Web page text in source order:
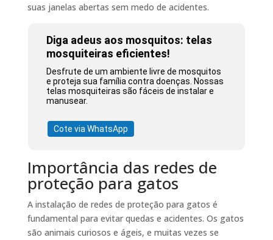
suas janelas abertas sem medo de acidentes.
Diga adeus aos mosquitos: telas
mosquiteiras eficientes!
Desfrute de um ambiente livre de mosquitos
e proteja sua família contra doenças. Nossas
telas mosquiteiras são fáceis de instalar e
manusear.
Cote via WhatsApp
Importância das redes de
proteção para gatos
A instalação de redes de proteção para gatos é
fundamental para evitar quedas e acidentes. Os gatos
são animais curiosos e ágeis, e muitas vezes se